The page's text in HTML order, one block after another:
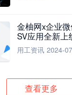
金柚网x企业
SV应用全新
流程全面升级
用工资讯 2024-
查看更多